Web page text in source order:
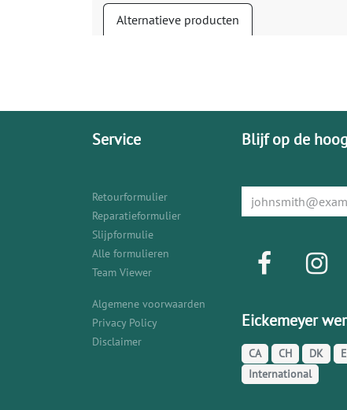
Alternatieve producten
Service
Retourformulier
Reparatieformulier
Slijpformulie
Alle formulieren
Team Viewer
Algemene voorwaarden
Privacy Policy
Disclaimer
Blijf op de
Eickemeyer
CA CH DK
International